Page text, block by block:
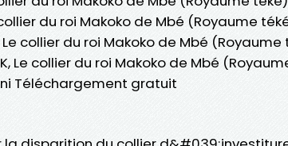
du roi Makoko de Mbé (Royaume
Le collier du roi Makoko de Mbé
Le collier du roi Makoko de Mbé
Téléchargement gratuit